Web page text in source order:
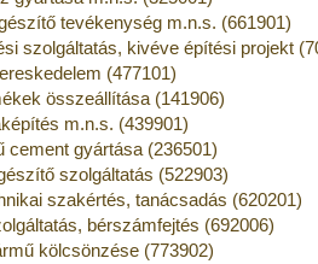
tevékenység m.n.s. (661901)
szolgáltatás, kivéve építési projekt
(477101)
összeállítása (141906)
m.n.s. (439901)
cement gyártása (236501)
szolgáltatás (522903)
szakértés, tanácsadás (620201)
bérszámfejtés (692006)
kölcsönzése (773902)